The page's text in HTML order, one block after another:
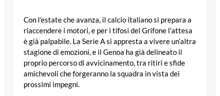
Con l’estate che avanza, il calcio italiano si prepara a
riaccendere i motori, e per i tifosi del Grifone l’attesa
è già palpabile. La Serie A si appresta a vivere un’altra
stagione di emozioni, e il Genoa ha già delineato il
proprio percorso di avvicinamento, tra ritiri e sfide
amichevoli che forgeranno la squadra in vista dei
prossimi impegni.